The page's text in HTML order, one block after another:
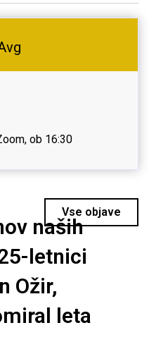
ob 16:30
Vse objave
naših
letnici
Ožir,
leta